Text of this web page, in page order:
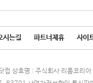
시는길 파트너제휴 사이
컴 상호명 : 주식회사 리폼코